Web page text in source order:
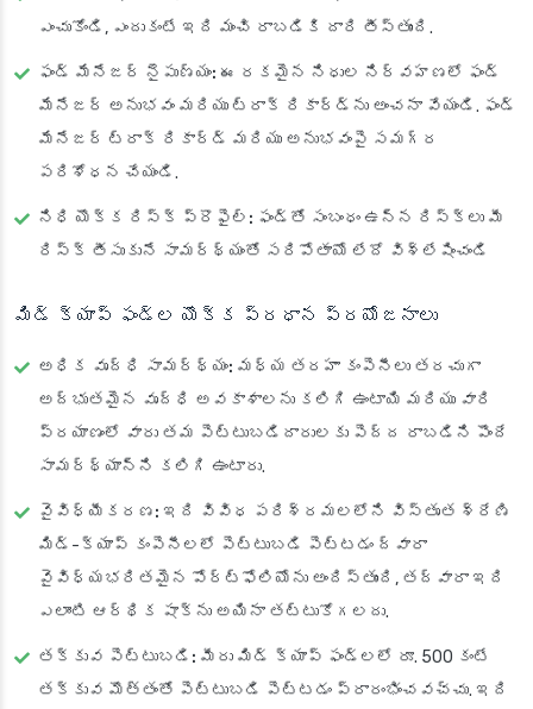
ఎంచుకోండి, ఎందుకంటే ఇది మంచి రాబడికి దారి తీస్తుంది.
ఫండ్ మేనేజర్ నైపుణ్యం: ఈ రకమైన నిధుల నిర్వహణలో ఫండ్
మేనేజర్ అనుభవం మరియు ట్రాక్ రికార్డ్‌ను అంచనా వేయండి. ఫండ్
మేనేజర్ ట్రాక్ రికార్డ్ మరియు అనుభవంపై సమగ్ర
పరిశోధన చేయండి.
నిధి యొక్క రిస్క్ ప్రొఫైల్: ఫండ్‌తో సంబంధం ఉన్న రిస్క్‌లు మీ
రిస్క్ తీసుకునే సామర్థ్యంతో సరిపోతాయో లేదో విశ్లేషించండి
మిడ్ క్యాప్ ఫండ్ల యొక్క ప్రధాన ప్రయోజనాలు
అధిక వృద్ధి సామర్థ్యం: మధ్య తరహా కంపెనీలు తరచుగా
అద్భుతమైన వృద్ధి అవకాశాలను కలిగి ఉంటాయి మరియు వారి
ప్రయాణంలో వారు తమ పెట్టుబడిదారులకు పెద్ద రాబడిని పొందే
సామర్థ్యాన్ని కలిగి ఉంటారు.
వైవిధ్యీకరణ: ఇది వివిధ పరిశ్రమలలోని విస్తృత శ్రేణి
మిడ్-క్యాప్ కంపెనీలలో పెట్టుబడి పెట్టడం ద్వారా
వైవిధ్యభరితమైన పోర్ట్‌ఫోలియోను అందిస్తుంది, తద్వారా ఇది
ఎలాంటి ఆర్థిక షాక్‌ను అయినా తట్టుకోగలదు.
తక్కువ పెట్టుబడి: మీరు మిడ్ క్యాప్ ఫండ్లలో రూ. 500 కంటే
తక్కువ మొత్తంతో పెట్టుబడి పెట్టడం ప్రారంభించవచ్చు. ఇది